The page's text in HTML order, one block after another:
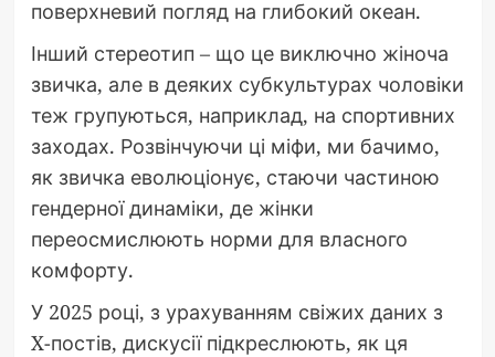
поверхневий погляд на глибокий океан.
Інший стереотип – що це виключно жіноча
звичка, але в деяких субкультурах чоловіки
теж групуються, наприклад, на спортивних
заходах. Розвінчуючи ці міфи, ми бачимо,
як звичка еволюціонує, стаючи частиною
гендерної динаміки, де жінки
переосмислюють норми для власного
комфорту.
У 2025 році, з урахуванням свіжих даних з
X-постів, дискусії підкреслюють, як ця